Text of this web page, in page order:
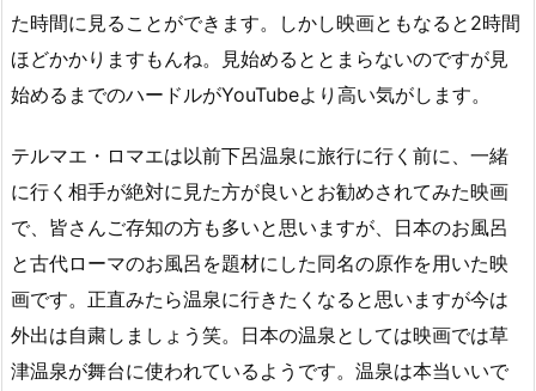
た時間に見ることができます。しかし映画ともなると2時間
ほどかかりますもんね。見始めるととまらないのですが見
始めるまでのハードルがYouTubeより高い気がします。
テルマエ・ロマエは以前下呂温泉に旅行に行く前に、一緒
に行く相手が絶対に見た方が良いとお勧めされてみた映画
で、皆さんご存知の方も多いと思いますが、日本のお風呂
と古代ローマのお風呂を題材にした同名の原作を用いた映
画です。正直みたら温泉に行きたくなると思いますが今は
外出は自粛しましょう笑。日本の温泉としては映画では草
津温泉が舞台に使われているようです。温泉は本当いいで